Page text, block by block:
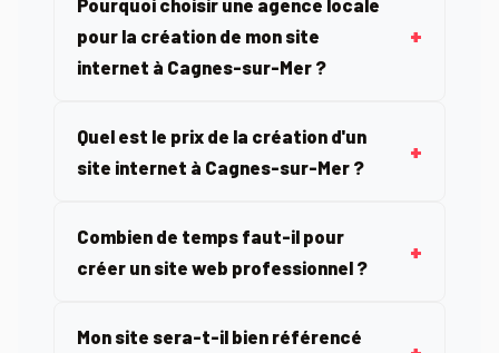
pour la création de mon site
internet à Cagnes-sur-Mer ?
Quel est le prix de la création d'un
site internet à Cagnes-sur-Mer ?
Combien de temps faut-il pour
créer un site web professionnel ?
Mon site sera-t-il bien référencé